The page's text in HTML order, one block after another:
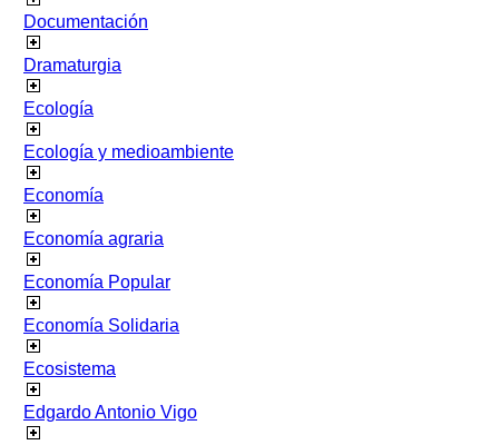
Documentación
Dramaturgia
Ecología
Ecología y medioambiente
Economía
Economía agraria
Economía Popular
Economía Solidaria
Ecosistema
Edgardo Antonio Vigo